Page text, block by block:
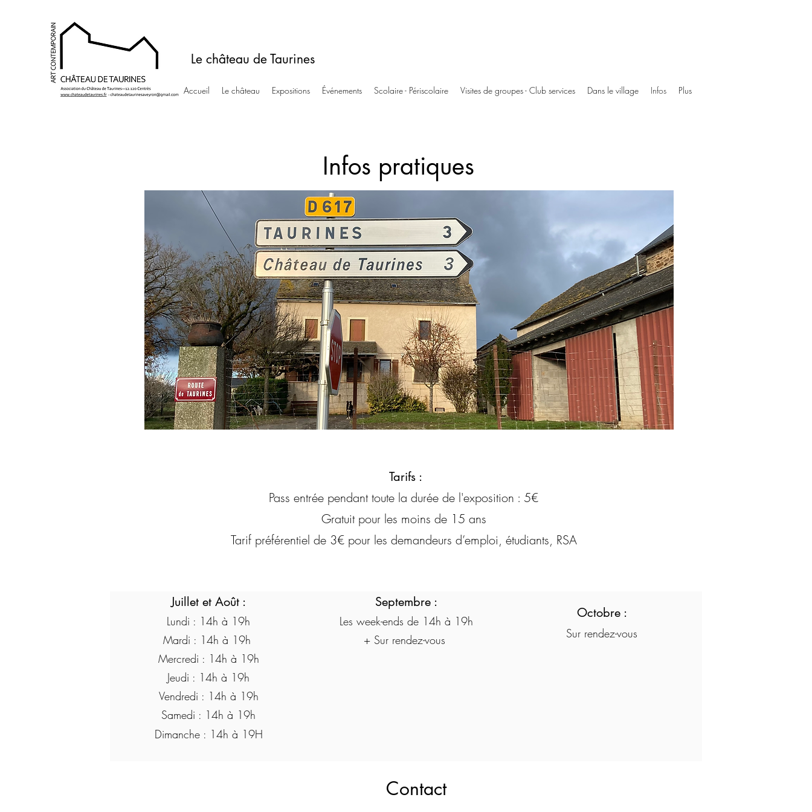
Le château de Taurines
Accueil Le château Expositions Événements Scolaire - Périscolaire Visites de groupes - Club services Dans le village Infos Plus
Infos pratiques
Tarifs :
Pass entrée pendant toute la durée de l'exposition : 5€
Gratuit pour les moins de 15 ans
Tarif préférentiel de 3€ pour les demandeurs d’emploi, étudiants, RSA
Juillet et Août :
Lundi : 14h à 19h
Mardi : 14h à 19h
Mercredi : 14h à 19h
Jeudi : 14h à 19h
Vendredi : 14h à 19h
Samedi : 14h à 19h
Dimanche : 14h à 19H
Septembre :
Les week-ends de 14h à 19h
+ Sur rendez-vous
Octobre :
Sur rendez-vous
Contact